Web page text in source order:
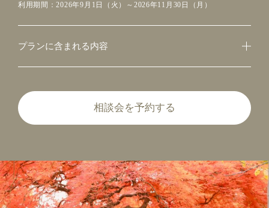
利用期間：2026年9月1日（火）～2026年11月30日（月）
プランに含まれる内容
相談会を予約する